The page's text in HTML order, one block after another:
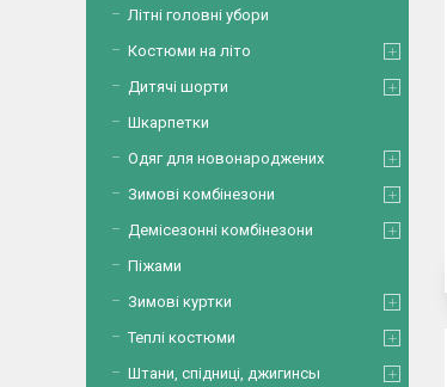
Літні головні убори
Костюми на літо
Дитячі шорти
Шкарпетки
Одяг для новонароджених
Зимові комбінезони
Демісезонні комбінезони
Піжами
Зимові куртки
Теплі костюми
Штани, спідниці, джигинсы